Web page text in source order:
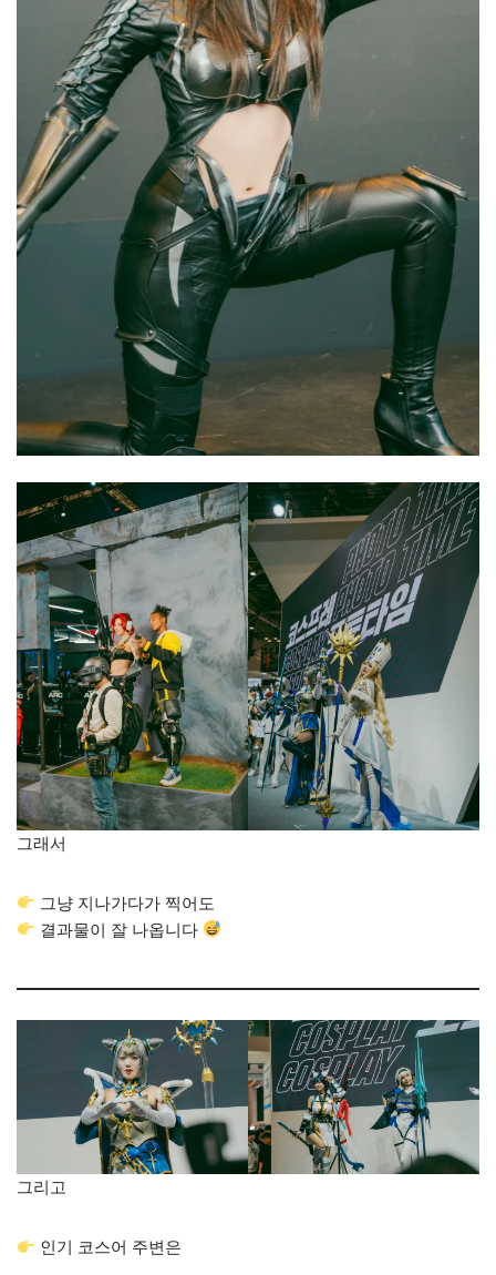
그래서
그냥 지나가다가 찍어도
결과물이 잘 나옵니다
그리고
인기 코스어 주변은